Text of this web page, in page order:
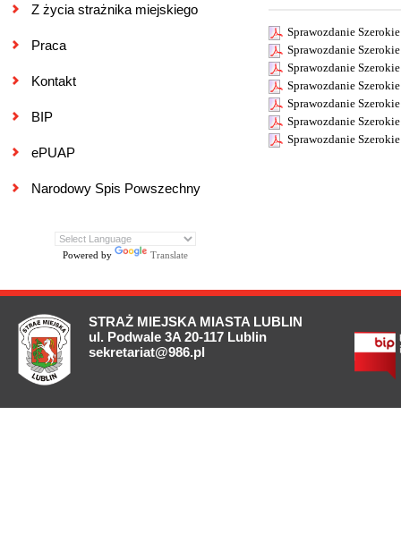
Z życia strażnika miejskiego
Praca
Kontakt
BIP
ePUAP
Narodowy Spis Powszechny
Powered by Translate
Sprawozdanie
Sprawozdanie
Sprawozdanie
Sprawozdanie
Sprawozdanie
Sprawozdanie
Sprawozdanie
STRAŻ MIEJSKA MIASTA LUBLIN
ul. Podwale 3A 20-117 Lublin
sekretariat@986.pl